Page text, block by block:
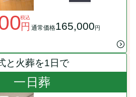
税込
円 通常価格165,000円
と火葬を1日で
一日葬